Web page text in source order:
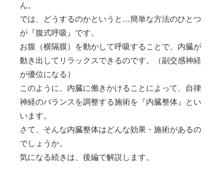
ん。
では、どうするのかというと…簡単な方法のひとつ
が『腹式呼吸』です。
お腹（横隔膜）を動かして呼吸することで、内臓が
動き出してリラックスできるのです。（副交感神経
が優位になる）
このように、 内臓に働きかけることによって、自律
神経のバランスを調整する施術を『内臓整体』
とい
います。
さて、そんな内臓整体はどんな効果・施術があるの
でしょうか。
気になる続きは、後編で解説します。